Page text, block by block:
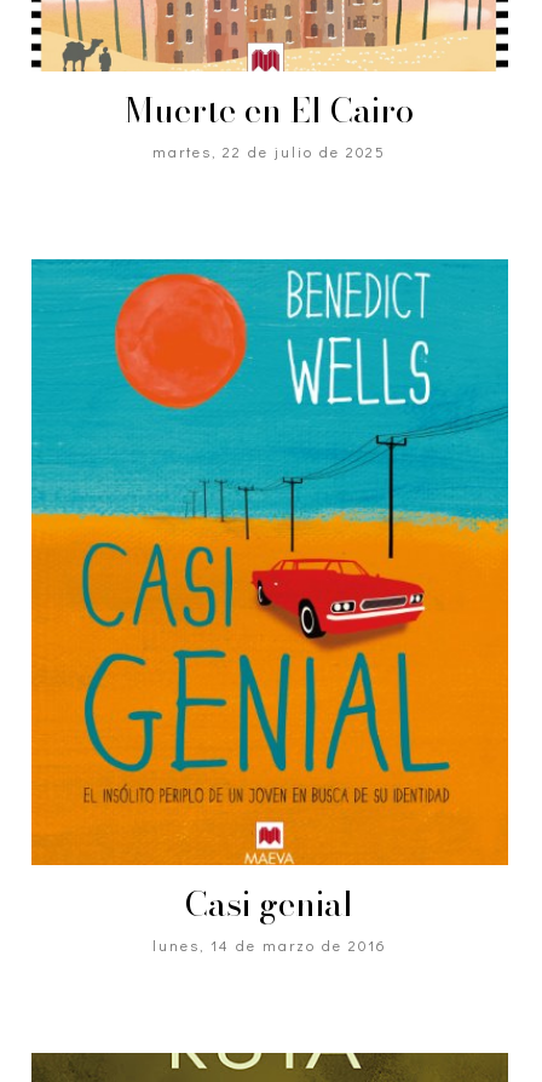
Muerte en El Cairo
martes, 22 de julio de 2025
Casi genial
lunes, 14 de marzo de 2016